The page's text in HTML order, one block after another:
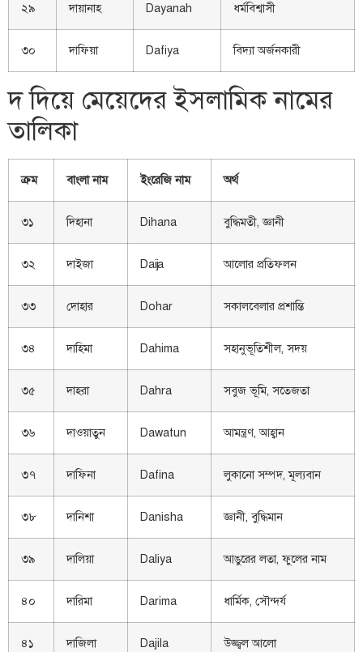
২৯ দায়ানাহ Dayanah ধর্মবিশ্বাসী
৩০ দাফিয়া Dafiya বিদ্যা অর্জনকারী
দ দিয়ে মেয়েদের ইসলামিক নামের
তালিকা
ক্রম বাংলা নাম ইংরেজি নাম অর্থ
৩১ দিহানা Dihana বুদ্ধিমতী, জ্ঞানী
৩২ দাইজা Daija আলোর প্রতিফলন
৩৩ দোহার Dohar সকালবেলার প্রশান্তি
৩৪ দাহিমা Dahima সহানুভূতিশীল, সদয়
৩৫ দাহরা Dahra সবুজ ভূমি, সতেজতা
৩৬ দাওয়াতুন Dawatun আমন্ত্রণ, আহ্বান
৩৭ দাফিনা Dafina লুকানো সম্পদ, মূল্যবান
৩৮ দানিশা Danisha জ্ঞানী, বুদ্ধিমান
৩৯ দালিয়া Daliya আঙুরের লতা, ফুলের নাম
৪০ দারিমা Darima ধার্মিক, সৌন্দর্য
৪১ দাজিলা Dajila উজ্জ্বল আলো